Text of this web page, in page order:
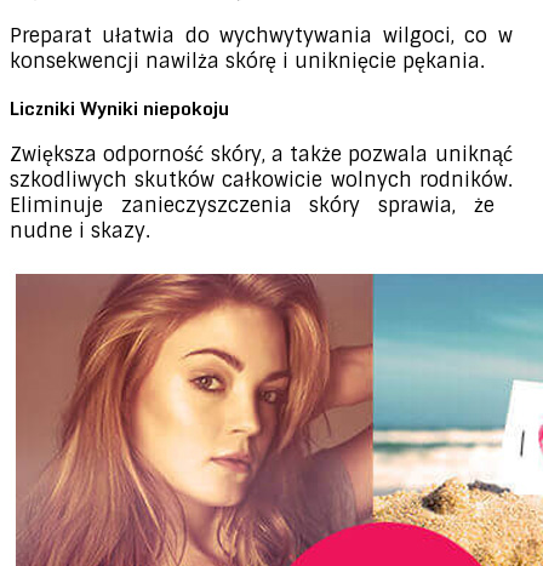
Preparat ułatwia do wychwytywania wilgoci, co w
konsekwencji nawilża skórę i uniknięcie pękania.
Liczniki Wyniki niepokoju
Zwiększa odporność skóry, a także pozwala uniknąć
szkodliwych skutków całkowicie wolnych rodników.
Eliminuje zanieczyszczenia skóry sprawia, że ​​
nudne i skazy.